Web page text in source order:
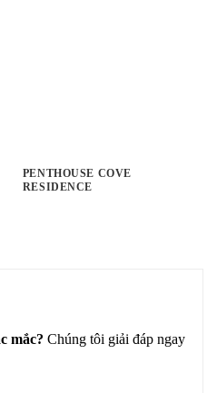
PENTHOUSE COVE
RESIDENCE
mắc? Chúng tôi giải đáp ngay